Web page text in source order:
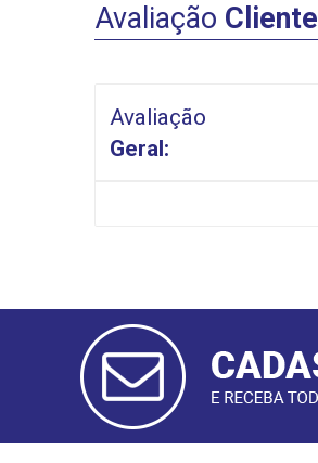
Avaliação Cliente
Avaliação
Geral:
CADASTRAR
E-MAIL